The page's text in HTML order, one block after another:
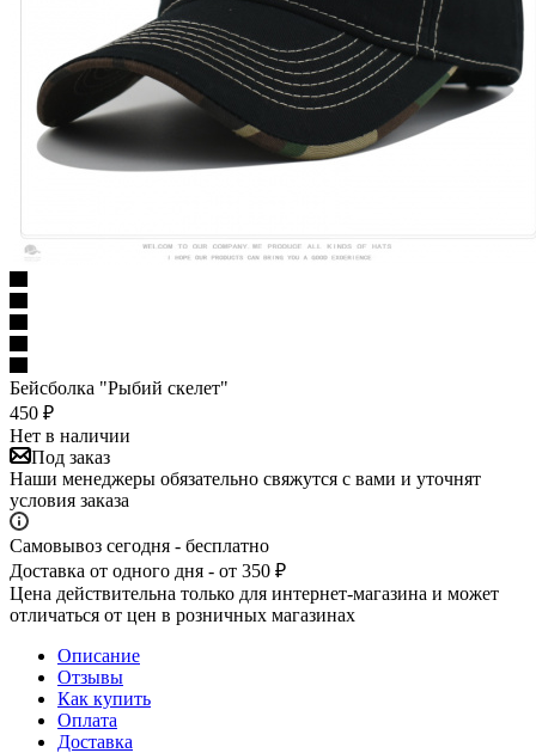
Бейсболка "Рыбий скелет"
450 ₽
Нет в наличии
Под заказ
Наши менеджеры обязательно свяжутся с вами и уточнят
условия заказа
Самовывоз сегодня - бесплатно
Доставка от одного дня - от 350 ₽
Цена действительна только для интернет-магазина и может
отличаться от цен в розничных магазинах
Описание
Отзывы
Как купить
Оплата
Доставка